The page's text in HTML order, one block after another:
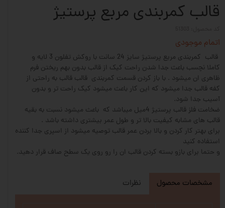
قالب کمربندی مربع پرستیژ
اتمام موجودی
قالب کمربندی مربع پرستیژ سایز 24 سانت با روکش تفلون 3 لایه و
کاملا نچسب باعث جدا شدن راحت کیک از قالب بدون بهم ریختن فرم
ظاهری ان میشود . با باز کردن قسمت کمربندی قالب قالب به راحتی از
کفه قالب جدا میشود که این کار باعث میشود کیک راحت تر و بدون
آسیب جدا شود.
ضخامت فلز قالب پرستیژ 4میل میباشد که باعث میشود نسبت به بقیه
قالب های مشابه کیفیت بالا تر و طول عمر بیشتری داشته باشد .
برای بهتر کار کردن و بالا بردن عمر قالب توصیه میشود از اسپری جدا کننده
استفاده کنید
و حتما برای بازو بسته کردن قالب ان را رو روی یک سطح صاف قرار دهید.
مشخصات محصول نظرات